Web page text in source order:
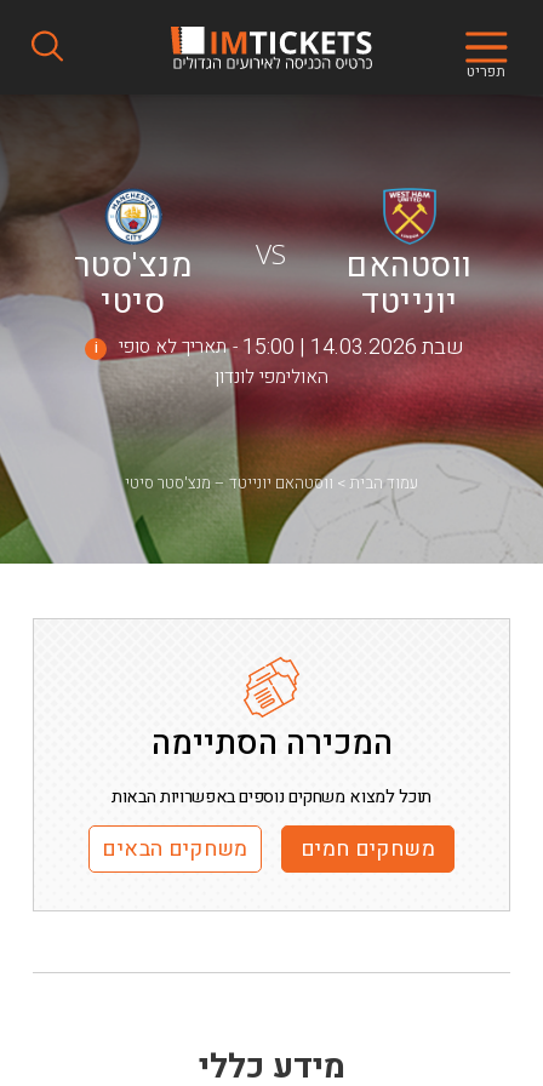
תפריט
ווסטהאם
יונייטד
VS מנצ'סטר
סיטי
שבת 14.03.2026 | 15:00 תאריך לא סופי i
האולימפי לונדון
ווסטהאם יונייטד – מנצ'סטר סיטי עמוד הבית
המכירה הסתיימה
תוכל למצוא משחקים נוספים באפשרויות הבאות
משחקים חמים משחקים הבאים
מידע כללי